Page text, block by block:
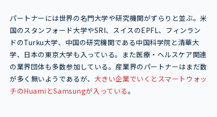
パートナーには世界の名門大学や研究機関がずらりと並ぶ。米
国のスタンフォード大学やSRI、スイスのEPFL、フィンラン
ドのTurku大学、中国の研究機関である中国科学院と清華大
学、日本の東京大学も入っている。また医療・ヘルスケア関連
の業界団体も多数参加している。産業界のパートナーはまだ数
が多く無いようであるが、 大きい企業でいくとスマートウォッ
チのHuamiとSamsungが入っている。